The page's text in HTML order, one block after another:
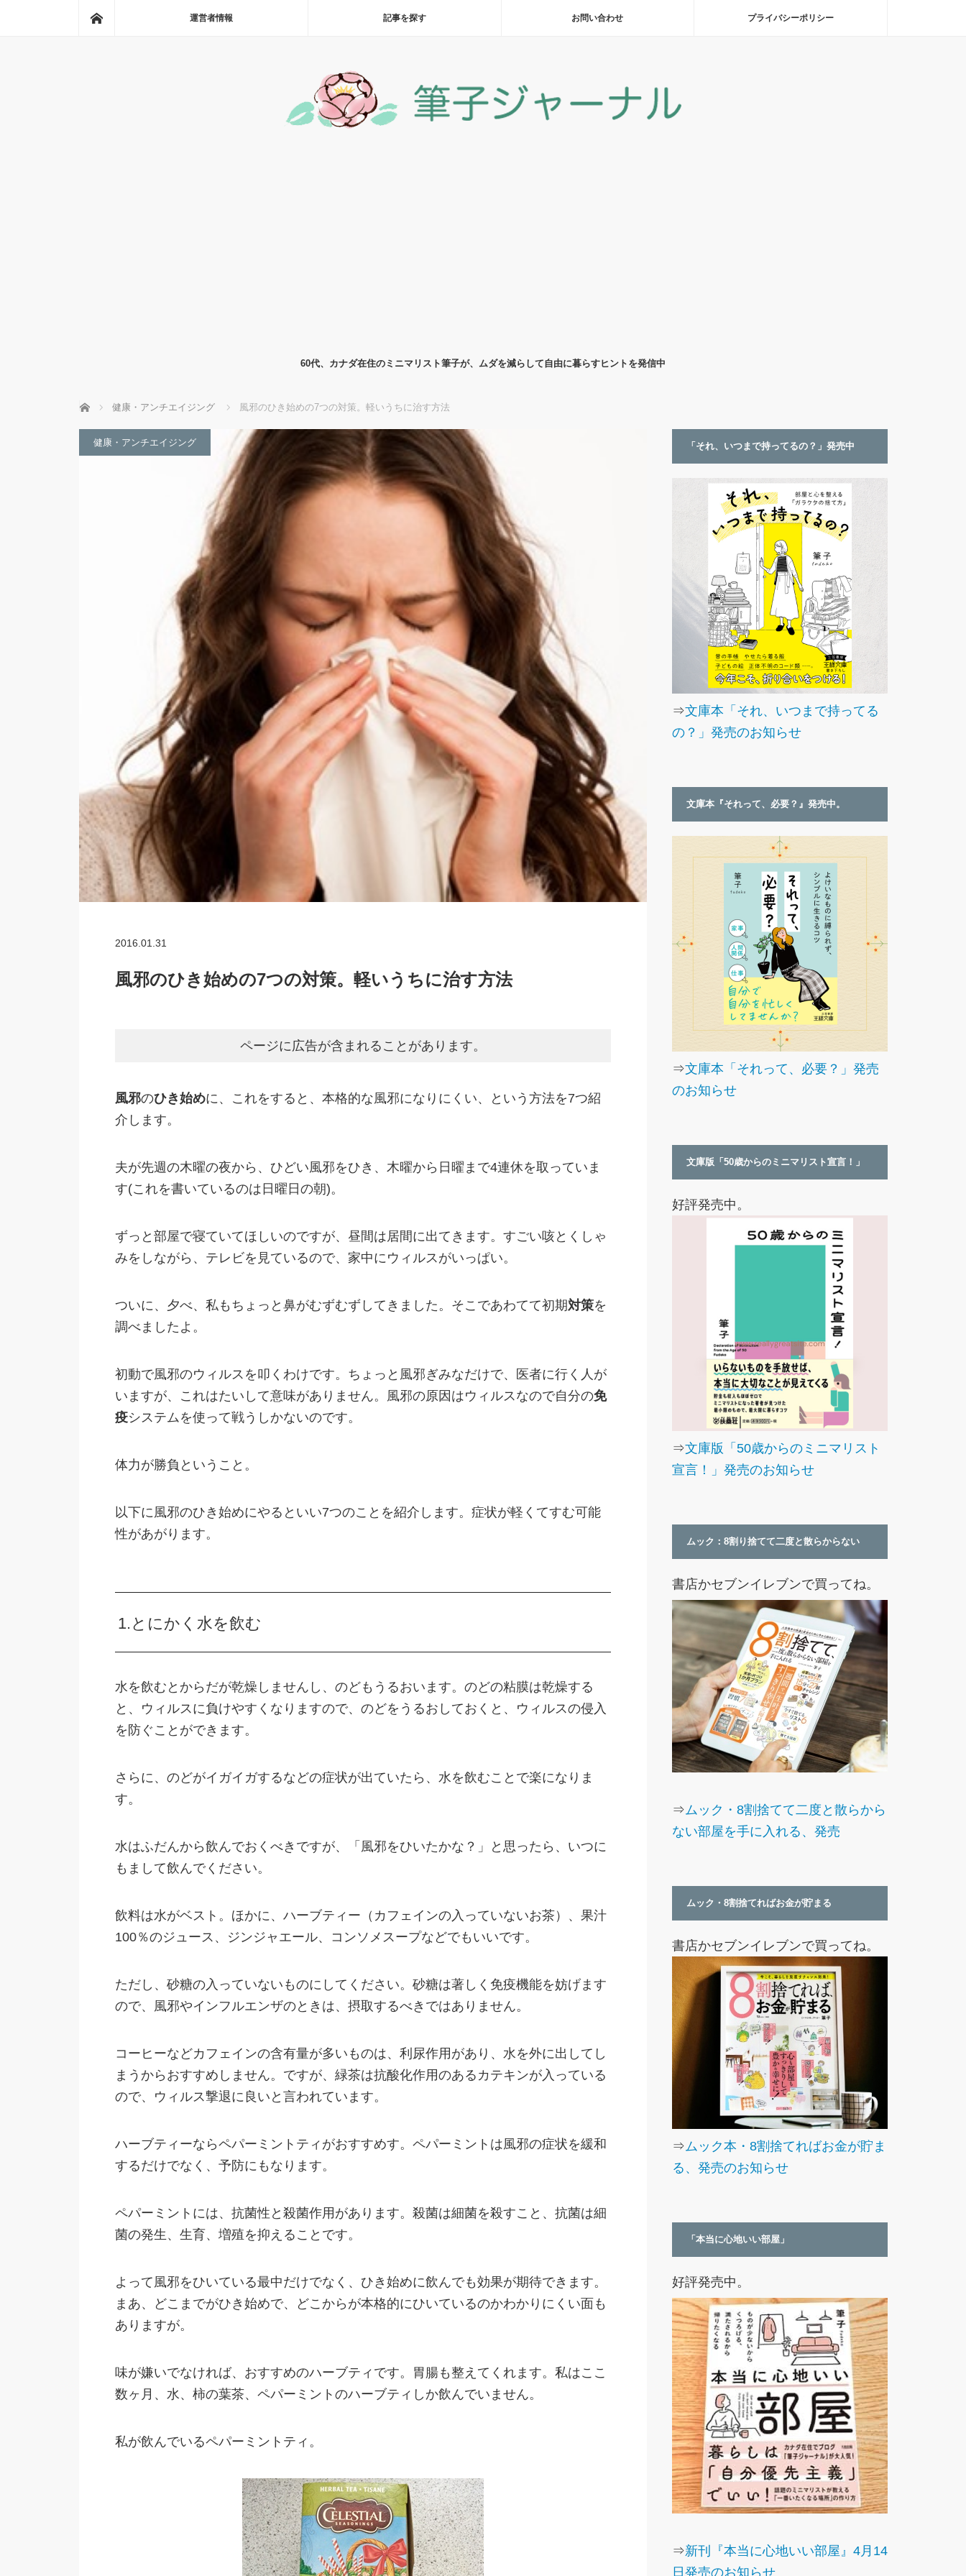
運営者情報 記事を探す お問い合わせ プライバシーポリシー
60代、カナダ在住のミニマリスト筆子が、ムダを減らして自由に暮らすヒントを発信中
ホーム 健康・アンチエイジング 風邪のひき始めの7つの対策。軽いうちに治す方法
健康・アンチエイジング
2016.01.31
風邪のひき始めの7つの対策。軽いうちに治す方法
ページに広告が含まれることがあります。
風邪のひき始めに、これをすると、本格的な風邪になりにくい、という方法を7つ紹
介します。
夫が先週の木曜の夜から、ひどい風邪をひき、木曜から日曜まで4連休を取っていま
す(これを書いているのは日曜日の朝)。
ずっと部屋で寝ていてほしいのですが、昼間は居間に出てきます。すごい咳とくしゃ
みをしながら、テレビを見ているので、家中にウィルスがいっぱい。
ついに、夕べ、私もちょっと鼻がむずむずしてきました。そこであわてて初期対策を
調べましたよ。
初動で風邪のウィルスを叩くわけです。ちょっと風邪ぎみなだけで、医者に行く人が
いますが、これはたいして意味がありません。風邪の原因はウィルスなので自分の免
疫システムを使って戦うしかないのです。
体力が勝負ということ。
以下に風邪のひき始めにやるといい7つのことを紹介します。症状が軽くてすむ可能
性があがります。
1.とにかく水を飲む
水を飲むとからだが乾燥しませんし、のどもうるおいます。のどの粘膜は乾燥する
と、ウィルスに負けやすくなりますので、のどをうるおしておくと、ウィルスの侵入
を防ぐことができます。
さらに、のどがイガイガするなどの症状が出ていたら、水を飲むことで楽になりま
す。
水はふだんから飲んでおくべきですが、「風邪をひいたかな？」と思ったら、いつに
もまして飲んでください。
飲料は水がベスト。ほかに、ハーブティー（カフェインの入っていないお茶）、果汁
100％のジュース、ジンジャエール、コンソメスープなどでもいいです。
ただし、砂糖の入っていないものにしてください。砂糖は著しく免疫機能を妨げます
ので、風邪やインフルエンザのときは、摂取するべきではありません。
コーヒーなどカフェインの含有量が多いものは、利尿作用があり、水を外に出してし
まうからおすすめしません。ですが、緑茶は抗酸化作用のあるカテキンが入っている
ので、ウィルス撃退に良いと言われています。
ハーブティーならペパーミントティがおすすめす。ペパーミントは風邪の症状を緩和
するだけでなく、予防にもなります。
ペパーミントには、抗菌性と殺菌作用があります。殺菌は細菌を殺すこと、抗菌は細
菌の発生、生育、増殖を抑えることです。
よって風邪をひいている最中だけでなく、ひき始めに飲んでも効果が期待できます。
まあ、どこまでがひき始めで、どこからが本格的にひいているのかわかりにくい面も
ありますが。
味が嫌いでなければ、おすすめのハーブティです。胃腸も整えてくれます。私はここ
数ヶ月、水、柿の葉茶、ペパーミントのハーブティしか飲んでいません。
私が飲んでいるペパーミントティ。
「それ、いつまで持ってるの？」発売中
⇒文庫本「それ、いつまで持ってる
の？」発売のお知らせ
文庫本『それって、必要？』発売中。
⇒文庫本「それって、必要？」発売
のお知らせ
文庫版「50歳からのミニマリスト宣言！」
好評発売中。
⇒文庫版「50歳からのミニマリスト
宣言！」発売のお知らせ
ムック：8割り捨てて二度と散らからない
書店かセブンイレブンで買ってね。
⇒ムック・8割捨てて二度と散らから
ない部屋を手に入れる、発売
ムック・8割捨てればお金が貯まる
書店かセブンイレブンで買ってね。
⇒ムック本・8割捨てればお金が貯ま
る、発売のお知らせ
「本当に心地いい部屋」
好評発売中。
⇒新刊『本当に心地いい部屋』4月14
日発売のお知らせ